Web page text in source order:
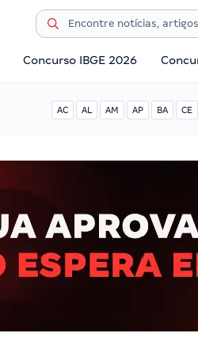
Concurso IBGE 2026
AC AL AM AP BA CE